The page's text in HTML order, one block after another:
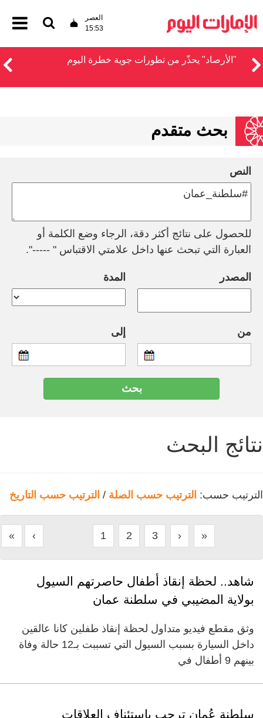
العصر
15:53
"الأرصاد" يحذّر من تطورات جوية خطرة اليوم
بحث متقدم
النص
للحصول على نتائج أكثر دقة، الرجاء وضع الكلمة أو
العبارة التي تبحث عنها داخل علامتي الاقتباس " -----".
المصدر المدة
من إلى
نتائج البحث
الترتيب حسب: الترتيب حسب الصلة / الترتيب حسب التاريخ
« ‹ 1 2 3 › »
شاهد.. لحظة إنقاذ أطفال حاصرتهم السيول
بولاية المضيبي في سلطنة عمان
وثق مقطع فيديو متداول لحظة إنقاذ طفلين كانا عالقين
داخل السيارة بسبب السيول التي تسببت بـ12 حالة وفاة
بينهم 9 أطفال في
سلطنة عُمان ترحب باستئناف العلاقات